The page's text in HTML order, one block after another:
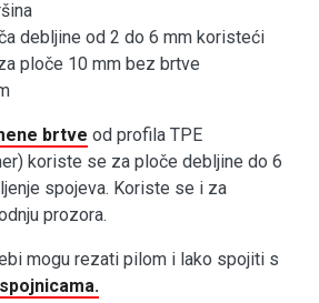
debljine od 2 do 6 mm koristeći
ploče 10 mm bez brtve
brtve od profila TPE
koriste se za ploče debljine do 6
spojeva. Koriste se i za
prozora.
mogu rezati pilom i lako spojiti s